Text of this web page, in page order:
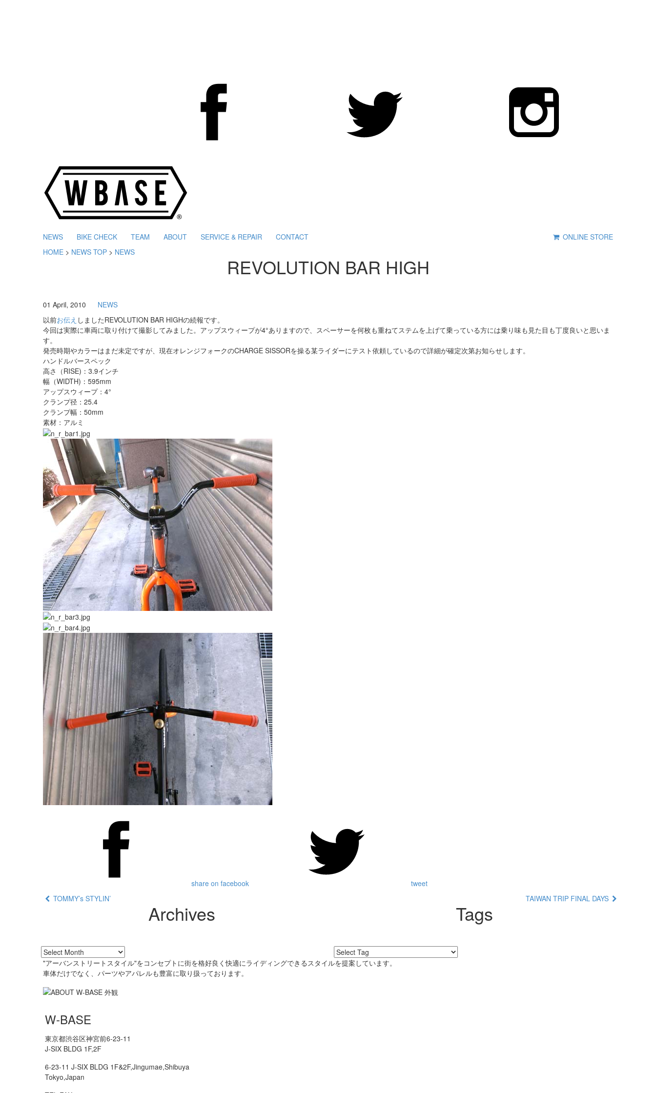
NEWS BIKE CHECK TEAM ABOUT SERVICE & REPAIR CONTACT
ONLINE STORE
HOME > NEWS TOP > NEWS
REVOLUTION BAR HIGH
01 April, 2010
NEWS
以前お伝え しましたREVOLUTION BAR HIGHの続報です。
今回は実際に車両に取り付けて撮影してみました。アップスウィープが4°ありますので、スペーサーを何枚も重ねてステムを上げて乗っている方には乗り味も見た目も丁度良いと思いま
す。
発売時期やカラーはまだ未定ですが、現在オレンジフォークのCHARGE SISSORを操る某ライダーにテスト依頼しているので詳細が確定次第お知らせします。
ハンドルバースペック
高さ（RISE)：3.9インチ
幅（WIDTH)：595mm
アップスウィープ：4°
クランプ径：25.4
クランプ幅：50mm
素材：アルミ
share on facebook
tweet
TOMMY’s STYLIN’
TAIWAN TRIP FINAL DAYS
Archives Tags
"アーバンストリートスタイル"をコンセプトに街を格好良く快適にライディングできるスタイルを提案しています。
車体だけでなく、パーツやアパレルも豊富に取り扱っております。
W-BASE
東京都渋谷区神宮前6-23-11
J-SIX BLDG 1F,2F
6-23-11 J-SIX BLDG 1F&2F,Jingumae,Shibuya
Tokyo,Japan